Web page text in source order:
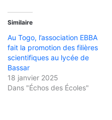
Similaire
Au Togo, l’association EBBA
fait la promotion des filières
scientifiques au lycée de
Bassar
18 janvier 2025
Dans "Échos des Écoles"